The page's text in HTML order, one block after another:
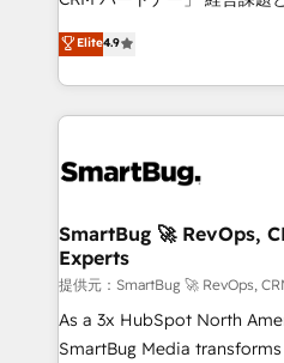
run your revenue process.
service wired together. ➤ AI
tune-ups, feature rollouts,
HubSpot, switching to it, or
We are built for the work.
ティブ・エージェンシーとし
力で顧客フロント業務を再設計します。
をする会社か？ HubSpotを
トを組み込んだ顧客フロン
ィブ・エージェンシーです。
を、CRMを軸とした全社共通
思決定者・PMO・現場担当者
HubSpot導入・活用支援 顧
GTMの見える化・自動化ま
タ品質設計、グループ横断の
Elite4.9
SmartBug 🚀 RevOps,
Experts
提供元：SmartBug 🚀 RevOps,
As a 3x HubSpot North
SmartBug Media